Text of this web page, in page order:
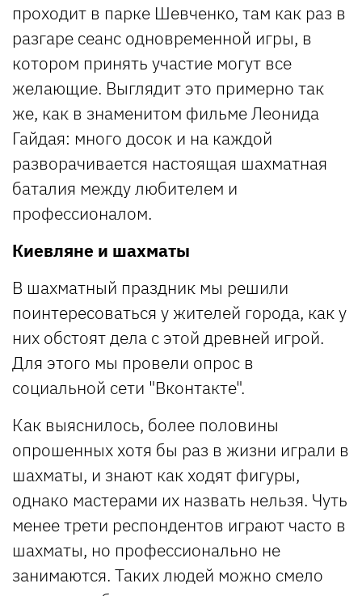
проходит в парке Шевченко, там как раз в
разгаре сеанс одновременной игры, в
котором принять участие могут все
желающие. Выглядит это примерно так
же, как в знаменитом фильме Леонида
Гайдая: много досок и на каждой
разворачивается настоящая шахматная
баталия между любителем и
профессионалом.
Киевляне и шахматы
В шахматный праздник мы решили
поинтересоваться у жителей города, как у
них обстоят дела с этой древней игрой.
Для этого мы провели опрос в
социальной сети "Вконтакте".
Как выяснилось, более половины
опрошенных хотя бы раз в жизни играли в
шахматы, и знают как ходят фигуры,
однако мастерами их назвать нельзя. Чуть
менее трети респондентов играют часто в
шахматы, но профессионально не
занимаются. Таких людей можно смело